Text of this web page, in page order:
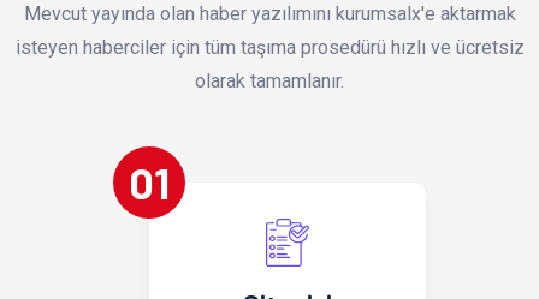
Mevcut yayında olan haber yazılımını kurumsalx'e aktarmak
isteyen haberciler için tüm taşıma prosedürü hızlı ve ücretsiz
olarak tamamlanır.
01